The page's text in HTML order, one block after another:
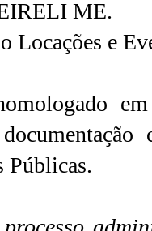
ME.
Locações e
Públicas.